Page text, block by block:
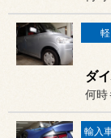
ダ